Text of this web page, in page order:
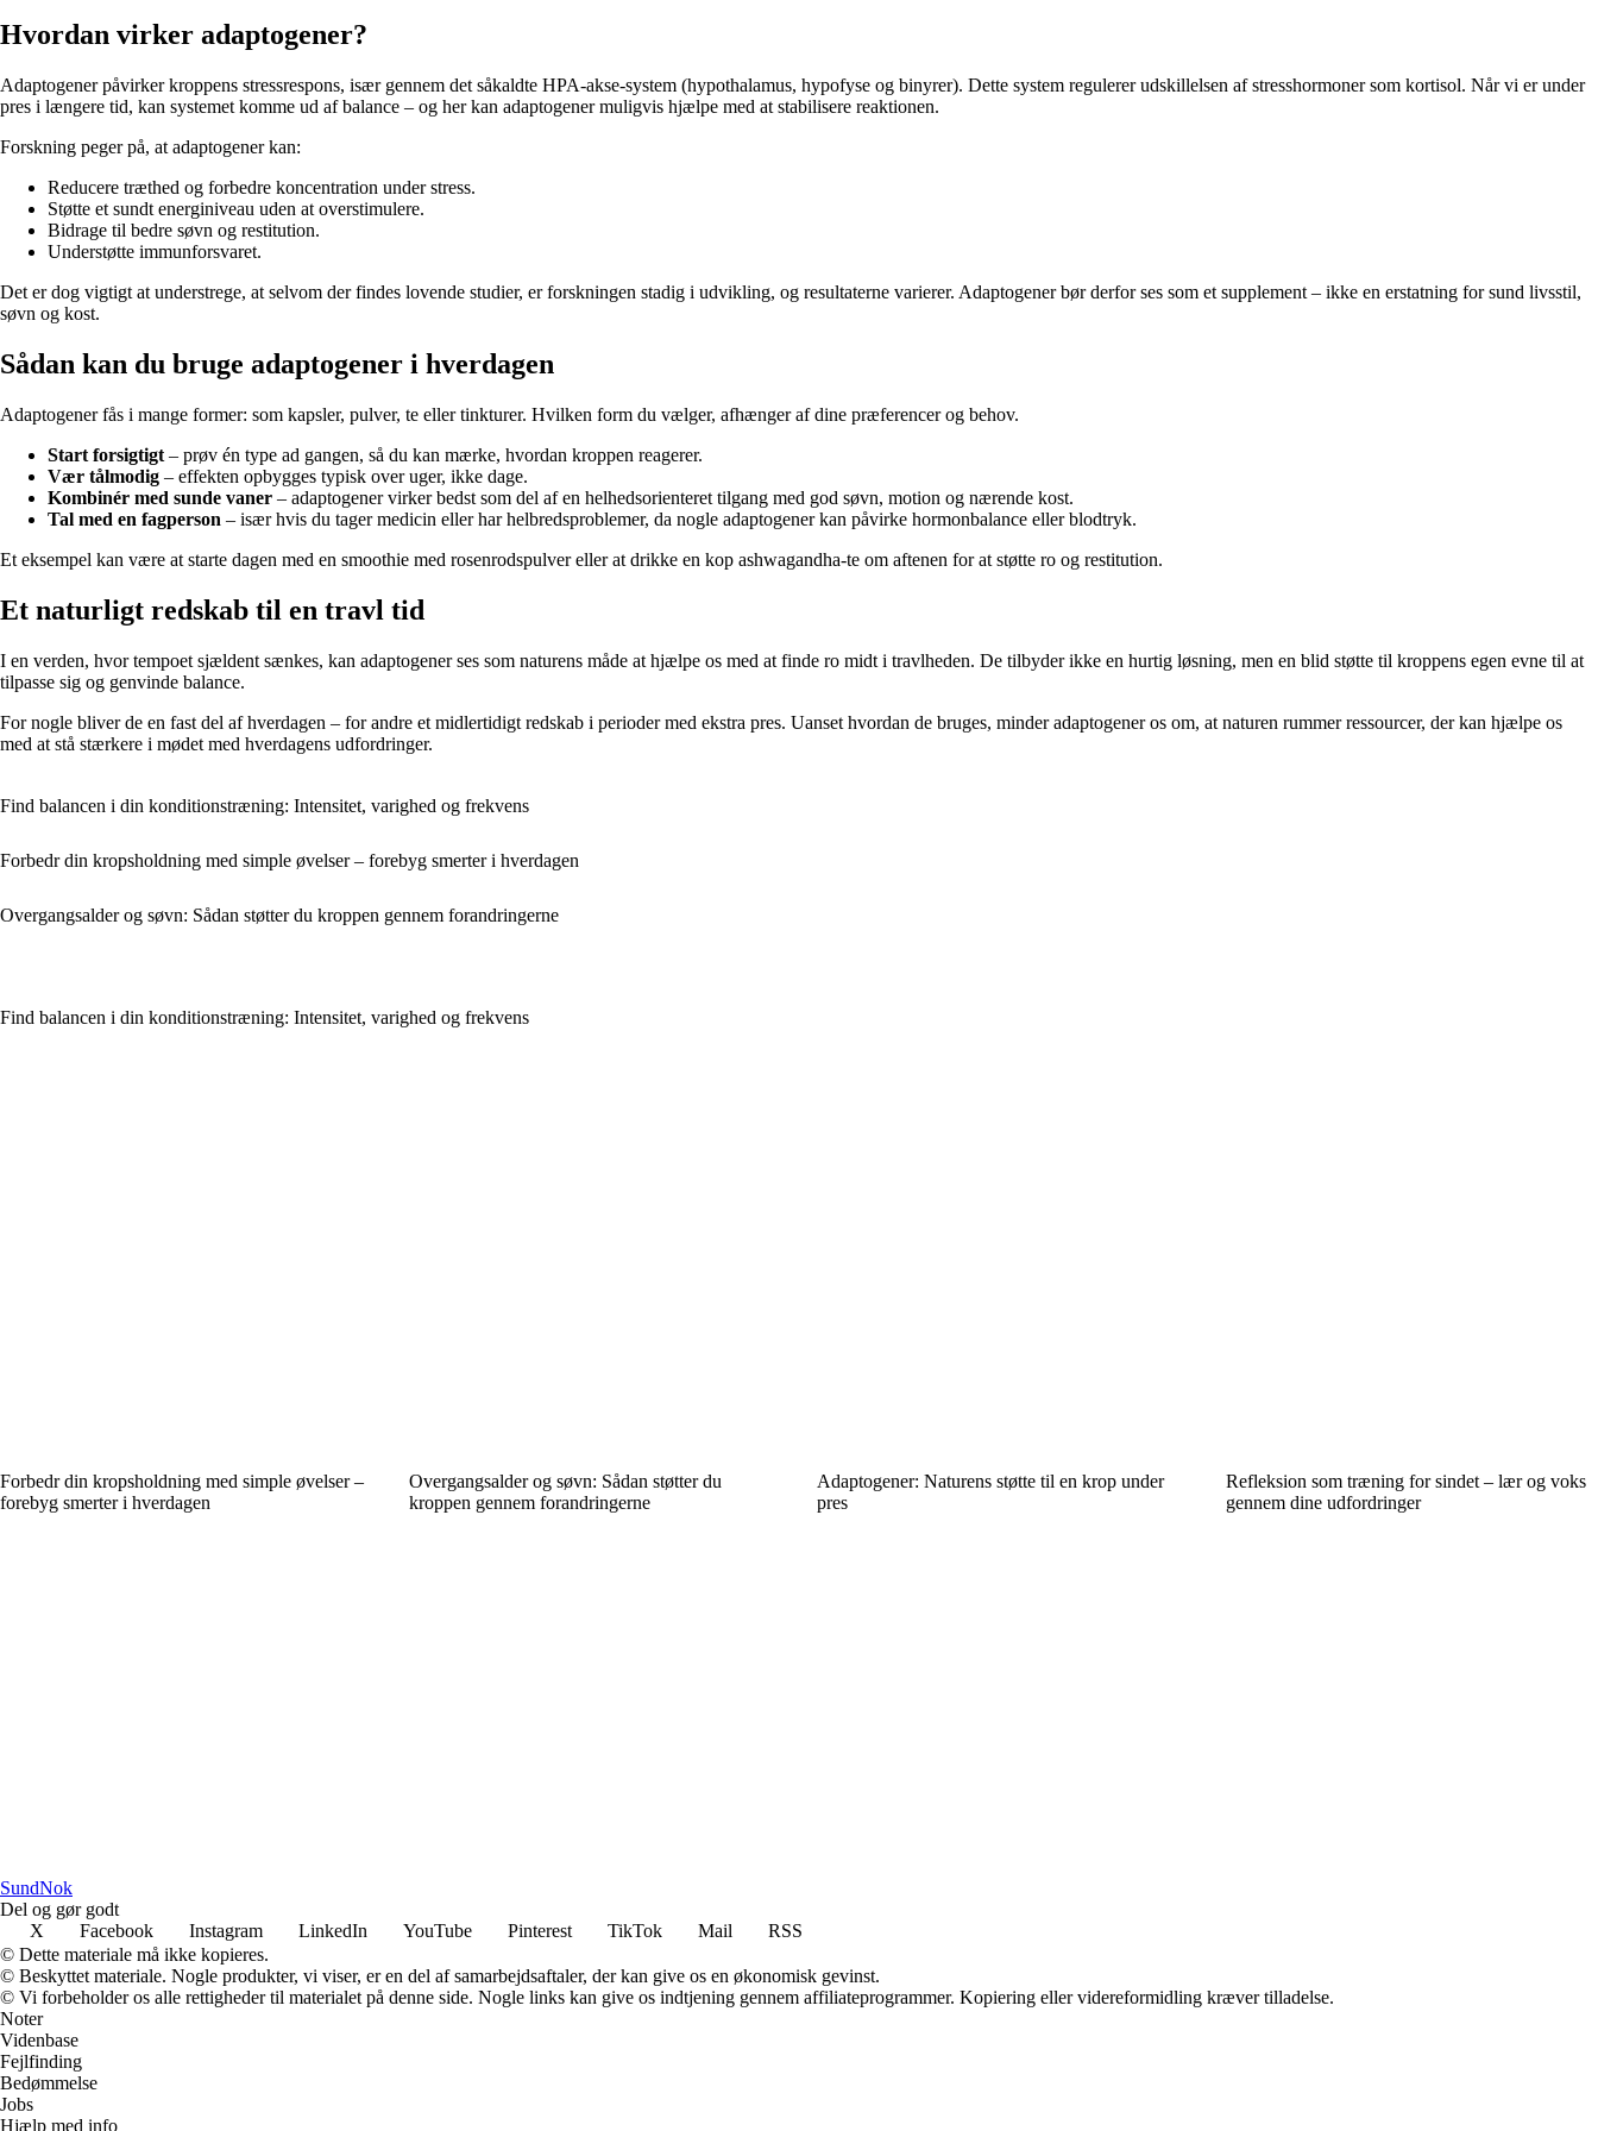
Hvordan virker adaptogener?
Adaptogener påvirker kroppens stressrespons, især gennem det såkaldte HPA-akse-system (hypothalamus, hypofyse og binyrer). Dette system regulerer udskillelsen af stresshormoner som kortisol. Når vi er under
pres i længere tid, kan systemet komme ud af balance – og her kan adaptogener muligvis hjælpe med at stabilisere reaktionen.
Forskning peger på, at adaptogener kan:
Reducere træthed og forbedre koncentration under stress.
Støtte et sundt energiniveau uden at overstimulere.
Bidrage til bedre søvn og restitution.
Understøtte immunforsvaret.
Det er dog vigtigt at understrege, at selvom der findes lovende studier, er forskningen stadig i udvikling, og resultaterne varierer. Adaptogener bør derfor ses som et supplement – ikke en erstatning for sund livsstil,
søvn og kost.
Sådan kan du bruge adaptogener i hverdagen
Adaptogener fås i mange former: som kapsler, pulver, te eller tinkturer. Hvilken form du vælger, afhænger af dine præferencer og behov.
Start forsigtigt – prøv én type ad gangen, så du kan mærke, hvordan kroppen reagerer.
Vær tålmodig – effekten opbygges typisk over uger, ikke dage.
Kombinér med sunde vaner – adaptogener virker bedst som del af en helhedsorienteret tilgang med god søvn, motion og nærende kost.
Tal med en fagperson – især hvis du tager medicin eller har helbredsproblemer, da nogle adaptogener kan påvirke hormonbalance eller blodtryk.
Et eksempel kan være at starte dagen med en smoothie med rosenrodspulver eller at drikke en kop ashwagandha-te om aftenen for at støtte ro og restitution.
Et naturligt redskab til en travl tid
I en verden, hvor tempoet sjældent sænkes, kan adaptogener ses som naturens måde at hjælpe os med at finde ro midt i travlheden. De tilbyder ikke en hurtig løsning, men en blid støtte til kroppens egen evne til at
tilpasse sig og genvinde balance.
For nogle bliver de en fast del af hverdagen – for andre et midlertidigt redskab i perioder med ekstra pres. Uanset hvordan de bruges, minder adaptogener os om, at naturen rummer ressourcer, der kan hjælpe os
med at stå stærkere i mødet med hverdagens udfordringer.
Find balancen i din konditionstræning: Intensitet, varighed og frekvens
Forbedr din kropsholdning med simple øvelser – forebyg smerter i hverdagen
Overgangsalder og søvn: Sådan støtter du kroppen gennem forandringerne
Find balancen i din konditionstræning: Intensitet, varighed og frekvens
Forbedr din kropsholdning med simple øvelser –
forebyg smerter i hverdagen
Overgangsalder og søvn: Sådan støtter du
kroppen gennem forandringerne
Adaptogener: Naturens støtte til en krop under
pres
Refleksion som træning for sindet – lær og voks
gennem dine udfordringer
SundNok
Del og gør godt
X
Facebook Instagram LinkedIn YouTube Pinterest TikTok Mail
RSS
© Dette materiale må ikke kopieres.
© Beskyttet materiale. Nogle produkter, vi viser, er en del af samarbejdsaftaler, der kan give os en økonomisk gevinst.
© Vi forbeholder os alle rettigheder til materialet på denne side. Nogle links kan give os indtjening gennem affiliateprogrammer. Kopiering eller videreformidling kræver tilladelse.
Noter
Videnbase
Fejlfinding
Bedømmelse
Jobs
Hjælp med info